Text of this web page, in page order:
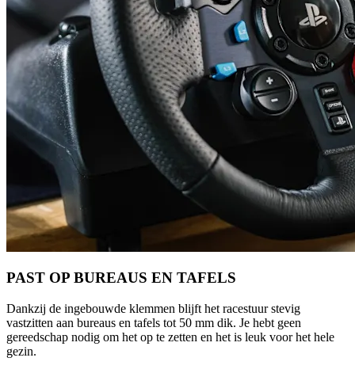
PAST OP BUREAUS EN TAFELS
Dankzij de ingebouwde klemmen blijft het racestuur stevig
vastzitten aan bureaus en tafels tot 50 mm dik. Je hebt geen
gereedschap nodig om het op te zetten en het is leuk voor het hele
gezin.